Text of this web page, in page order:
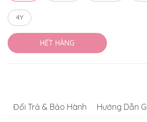
4Y
HẾT HÀNG
Đổi Trả & Bảo Hành Hướng Dẫn